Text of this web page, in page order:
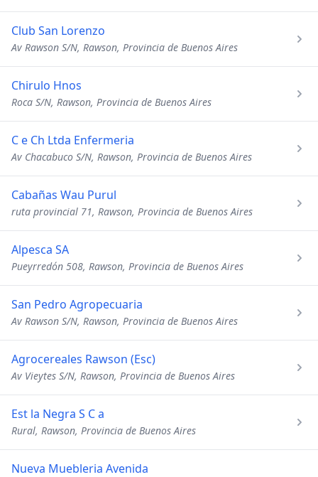
Club San Lorenzo
Av Rawson S/N, Rawson, Provincia de Buenos Aires
Chirulo Hnos
Roca S/N, Rawson, Provincia de Buenos Aires
C e Ch Ltda Enfermeria
Av Chacabuco S/N, Rawson, Provincia de Buenos Aires
Cabañas Wau Purul
ruta provincial 71, Rawson, Provincia de Buenos Aires
Alpesca SA
Pueyrredón 508, Rawson, Provincia de Buenos Aires
San Pedro Agropecuaria
Av Rawson S/N, Rawson, Provincia de Buenos Aires
Agrocereales Rawson (Esc)
Av Vieytes S/N, Rawson, Provincia de Buenos Aires
Est la Negra S C a
Rural, Rawson, Provincia de Buenos Aires
Nueva Muebleria Avenida